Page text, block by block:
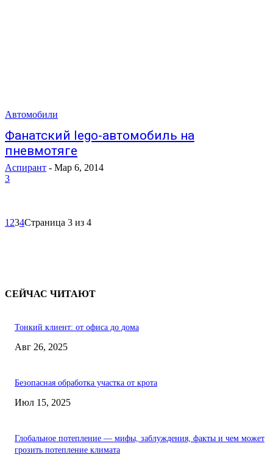
Автомобили
Фанатский lego-автомобиль на
пневмотяге
Аспирант - Мар 6, 2014
3
1 234Страница 3 из 4
СЕЙЧАС ЧИТАЮТ
Тонкий клиент: от офиса до дома
Авг 26, 2025
Безопасная обработка участка от крота
Июл 15, 2025
Глобальное потепление — мифы, заблуждения, факты и чем может
грозить потепление климата